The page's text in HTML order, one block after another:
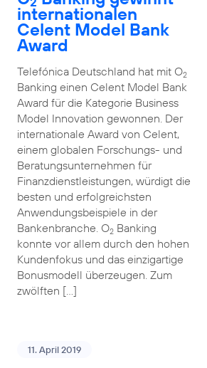
internationalen
Celent Model Bank
Award
Telefónica Deutschland hat mit O2
Banking einen Celent Model Bank
Award für die Kategorie Business
Model Innovation gewonnen. Der
internationale Award von Celent,
einem globalen Forschungs- und
Beratungsunternehmen für
Finanzdienstleistungen, würdigt die
besten und erfolgreichsten
Anwendungsbeispiele in der
Bankenbranche. O2Banking
konnte vor allem durch den hohen
Kundenfokus und das einzigartige
Bonusmodell überzeugen. Zum
zwölften […]
11. April 2019